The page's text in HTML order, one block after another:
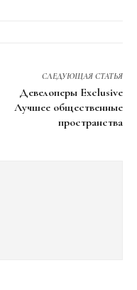
СЛЕДУЮЩАЯ СТАТЬЯ
Девелоперы Exclusive
Лучшее общественные
пространства